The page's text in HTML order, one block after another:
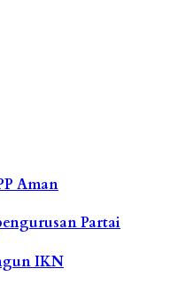
Aman
Partai
IKN